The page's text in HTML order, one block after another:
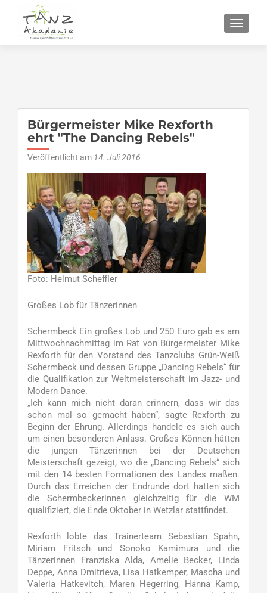
Bürgermeister Mike Rexforth
ehrt "The Dancing Rebels"
Veröffentlicht am 14. Juli 2016
Foto: Helmut Scheffler
Großes Lob für Tänzerinnen
Schermbeck Ein großes Lob und 250 Euro gab es am
Mittwochnachmittag im Rat von Bürgermeister Mike
Rexforth für den Vorstand des Tanzclubs Grün-Weiß
Schermbeck und dessen Gruppe „Dancing Rebels“ für
die Qualifikation zur Weltmeisterschaft im Jazz- und
Modern Dance.
„Ich kann mich nicht daran erinnern, dass wir das
schon mal so gemacht haben“, sagte Rexforth zu
Beginn der Ehrung. Allerdings handele es sich auch
um einen besonderen Anlass. Großes Können hätten
die jungen Tänzerinnen bei der Deutschen
Meisterschaft gezeigt, wo die „Dancing Rebels“ sich
mit den 14 besten Formationen des Landes maßen.
Durch das Erreichen der Endrunde dort hatten sich
die Schermbeckerinnen gleichzeitig für die WM
qualifiziert, die Ende Oktober in Wetzlar stattfindet.
Rexforth lobte das Trainerteam Sebastian Spahn,
Miriam Fritsch und Sonoko Kamimura und die
Tänzerinnen Franziska Alda, Amelie Becker, Linda
Deppe, Anna Dmitrieva, Lisa Hatkemper, Mascha und
Valeria Hatkevitch, Maren Hegerring, Hanna Kamp,